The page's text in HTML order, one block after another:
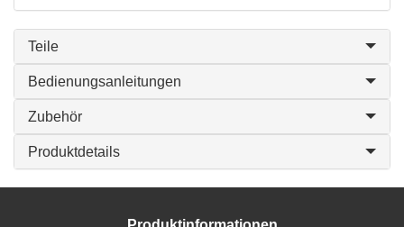
Teile
Bedienungsanleitungen
Zubehör
Produktdetails